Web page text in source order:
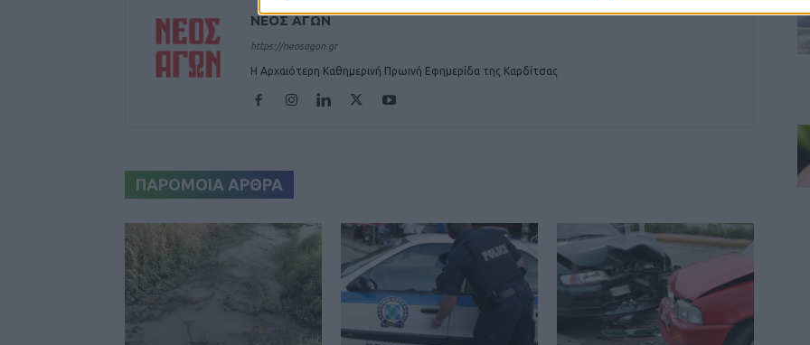
ΝΕΟΣ ΑΓΩΝ
https://neosagon.gr
Η Αρχαιότερη Καθημερινή Πρωινή Εφημερίδα της Καρδίτσας
ΠΑΡΟΜΟΙΑ ΑΡΘΡΑ